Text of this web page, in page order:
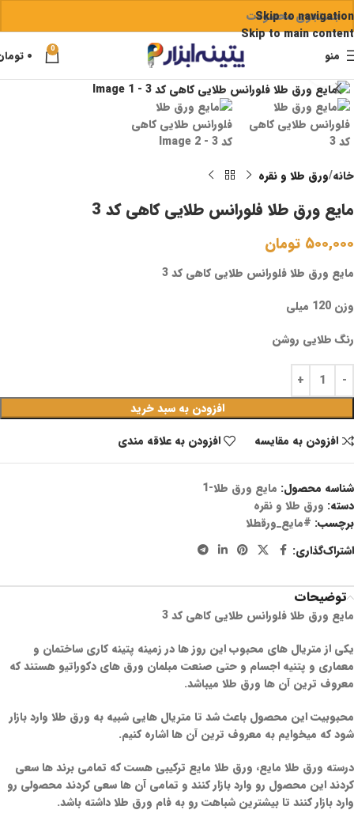
Skip to navigation
Skip to main content
منو 0 ۰
برای بزرگنمایی کلیک کنید
خانه ورق طلا و نقره
مایع ورق طلا فلورانس طلایی کاهی کد 3
۵۰۰,۰۰۰ تومان
مایع ورق طلا فلورانس طلایی کاهی کد 3
وزن 120 میلی
رنگ طلایی روشن
افزودن به سبد خرید
افزودن به مقایسه
افزودن به علاقه مندی
شناسه محصول: مایع ورق طلا-1
دسته: ورق طلا و نقره
برچسب: #مایع_ورقطلا
اشتراک‌گذاری:
توضیحات
مایع ورق طلا فلورانس طلایی کاهی کد 3
یکی از متریال های محبوب این روز ها در زمینه پتینه کاری ساختمان و
معماری و پتنیه اجسام و حتی صنعت مبلمان ورق های دکوراتیو هستند که
معروف ترین آن ها ورق طلا میباشد.
محبوبیت این محصول باعث شد تا متریال هایی شبیه به ورق طلا وارد بازار
شود که میخوایم به معروف ترین آن ها اشاره کنیم.
درسته ورق طلا مایع، ورق طلا مایع ترکیبی هست که تمامی برند ها سعی
کردند این محصول رو وارد بازار کنند و تمامی آن ها سعی کردند محصولی رو
وارد بازار کنند تا بیشترین شباهت رو به فام ورق طلا داشته باشد.